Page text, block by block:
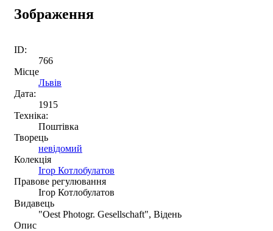
Зображення
ID:
766
Місце
Львів
Дата:
1915
Техніка:
Поштівка
Творець
невідомий
Колекція
Ігор Котлобулатов
Правове регулювання
Ігор Котлобулатов
Видавець
"Oest Photogr. Gesellschaft", Відень
Опис